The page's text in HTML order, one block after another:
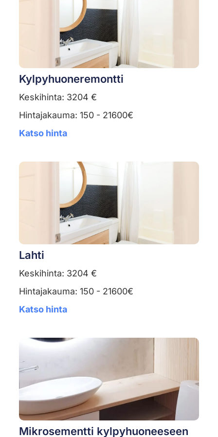
Kylpyhuoneremontti
Keskihinta: 3204 €
Hintajakauma: 150 - 21600€
Katso hinta
Lahti
Keskihinta: 3204 €
Hintajakauma: 150 - 21600€
Katso hinta
Mikrosementti kylpyhuoneeseen